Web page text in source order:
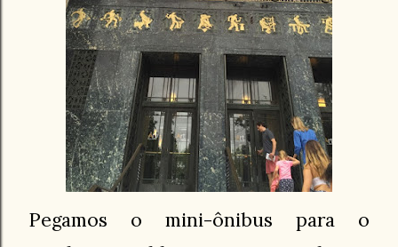
Pegamos o mini-ônibus para o